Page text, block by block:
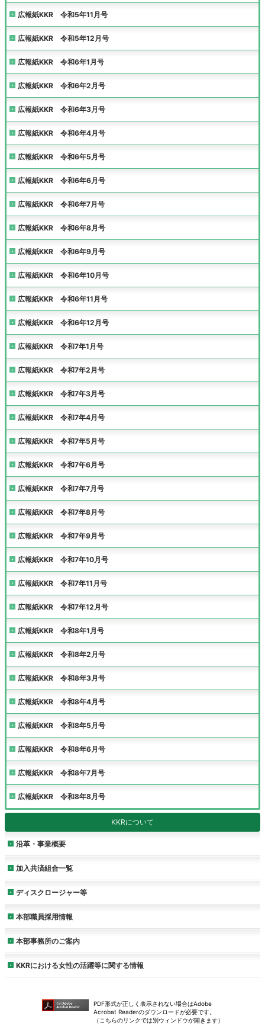
広報紙KKR 令和5年11月号
広報紙KKR 令和5年12月号
広報紙KKR 令和6年1月号
広報紙KKR 令和6年2月号
広報紙KKR 令和6年3月号
広報紙KKR 令和6年4月号
広報紙KKR 令和6年5月号
広報紙KKR 令和6年6月号
広報紙KKR 令和6年7月号
広報紙KKR 令和6年8月号
広報紙KKR 令和6年9月号
広報紙KKR 令和6年10月号
広報紙KKR 令和6年11月号
広報紙KKR 令和6年12月号
広報紙KKR 令和7年1月号
広報紙KKR 令和7年2月号
広報紙KKR 令和7年3月号
広報紙KKR 令和7年4月号
広報紙KKR 令和7年5月号
広報紙KKR 令和7年6月号
広報紙KKR 令和7年7月号
広報紙KKR 令和7年8月号
広報紙KKR 令和7年9月号
広報紙KKR 令和7年10月号
広報紙KKR 令和7年11月号
広報紙KKR 令和7年12月号
広報紙KKR 令和8年1月号
広報紙KKR 令和8年2月号
広報紙KKR 令和8年3月号
広報紙KKR 令和8年4月号
広報紙KKR 令和8年5月号
広報紙KKR 令和8年6月号
広報紙KKR 令和8年7月号
広報紙KKR 令和8年8月号
KKRについて
沿革・事業概要
加入共済組合一覧
ディスクロージャー等
本部職員採用情報
本部事務所のご案内
KKRにおける女性の活躍等に関する情報
PDF形式が正しく表示されない場合はAdobe
Acrobat Readerのダウンロードが必要です。
（こちらのリンクでは別ウィンドウが開きます）